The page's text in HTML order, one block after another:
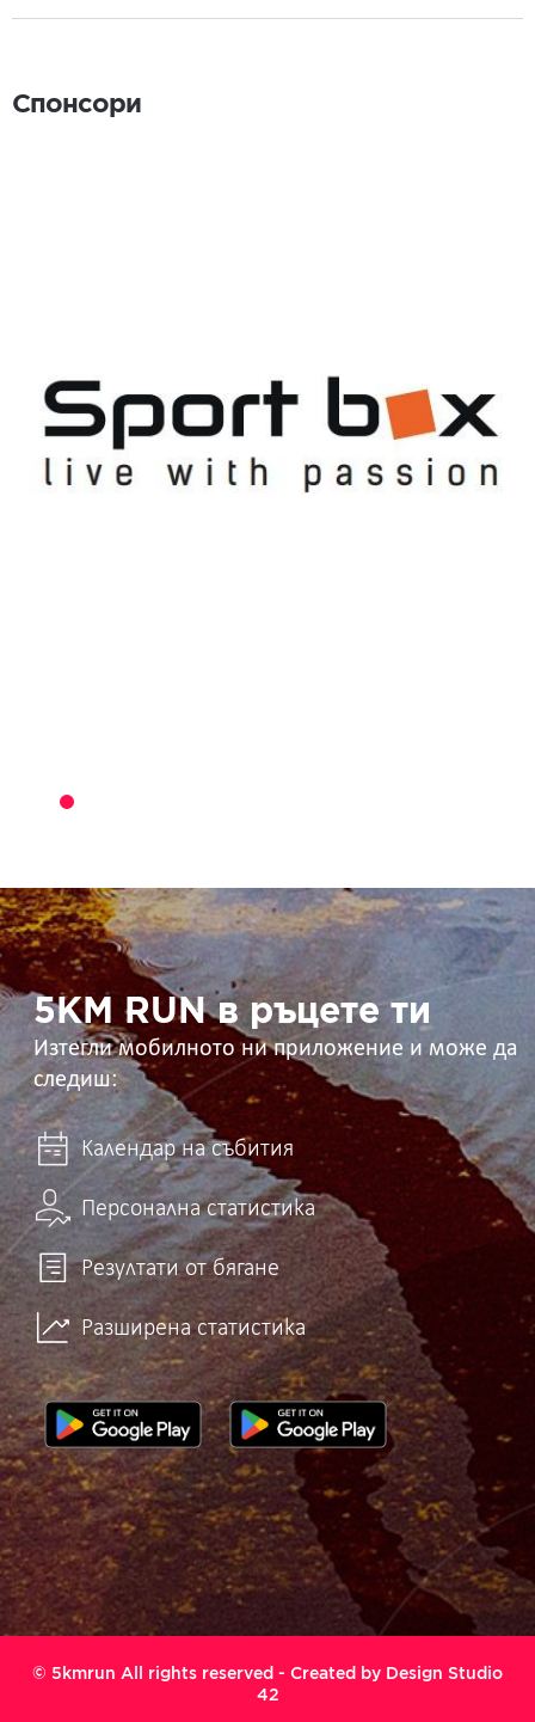
Спонсори
5KM
RUN
в
ръцете
ти 5KM RUN в ръцете ти
Изтегли мобилното ни приложение и може да
следиш:
Календар на събития
Персонална статистика
Резултати от бягане
Разширена статистика
© 5kmrun All rights reserved - Created by Design Studio
42